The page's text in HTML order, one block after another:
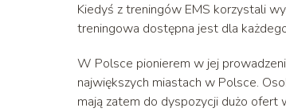
Kiedyś z treningów EMS korzystali
treningowa dostępna jest dla
W Polsce pionierem w jej
największych miastach w Polsce.
mają zatem do dyspozycji dużo ofert